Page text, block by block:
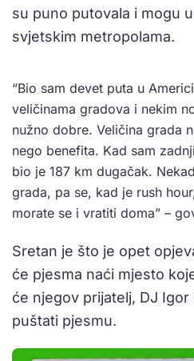
su puno putovala i mogu
svjetskim metropolama.
“Bio sam devet puta u
veličinama gradova i nekim
nužno dobre. Veličina grada
nego benefita. Kad sam
bio je 187 km dugačak.
grada, pa se, kad je rush
morate se i vratiti doma” –
Sretan je što je opet
će pjesma naći mjesto
će njegov prijatelj, DJ
puštati pjesmu.